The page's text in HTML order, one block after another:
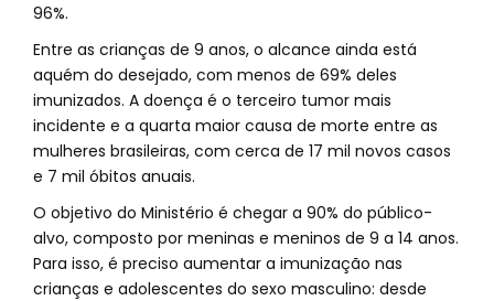
96%.
Entre as crianças de 9 anos, o alcance ainda está
aquém do desejado, com menos de 69% deles
imunizados. A doença é o terceiro tumor mais
incidente e a quarta maior causa de morte entre as
mulheres brasileiras, com cerca de 17 mil novos casos
e 7 mil óbitos anuais.
O objetivo do Ministério é chegar a 90% do público-
alvo, composto por meninas e meninos de 9 a 14 anos.
Para isso, é preciso aumentar a imunização nas
crianças e adolescentes do sexo masculino: desde